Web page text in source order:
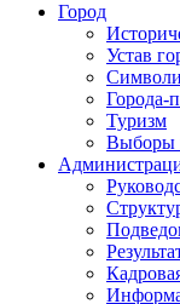
Город
Устав
Города-
Туризм
Выборы